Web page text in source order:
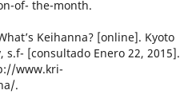
of- the-month.
Keihanna? [online]. Kyoto
s.f- [consultado Enero 22, 2015].
www.kri-
.